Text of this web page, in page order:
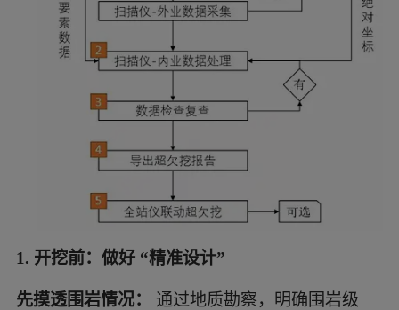
1. 开挖前：做好 “精准设计”
先摸透围岩情况： 通过地质勘察，明确围岩级